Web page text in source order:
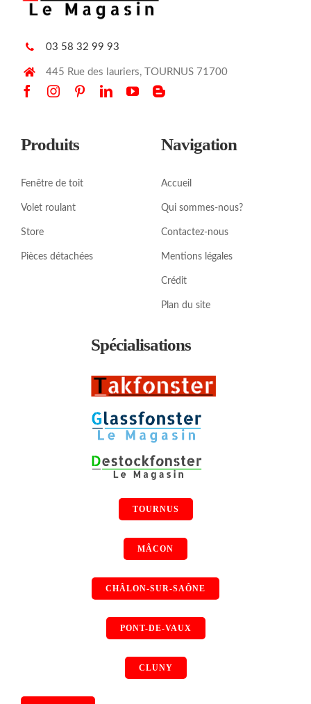
03 58 32 99 93
445 Rue des lauriers, TOURNUS 71700
Produits
Fenêtre de toit
Volet roulant
Store
Pièces détachées
Navigation
Accueil
Qui sommes-nous?
Contactez-nous
Mentions légales
Crédit
Plan du site
Spécialisations
TOURNUS
MÂCON
CHÂLON-SUR-SAÔNE
PONT-DE-VAUX
CLUNY